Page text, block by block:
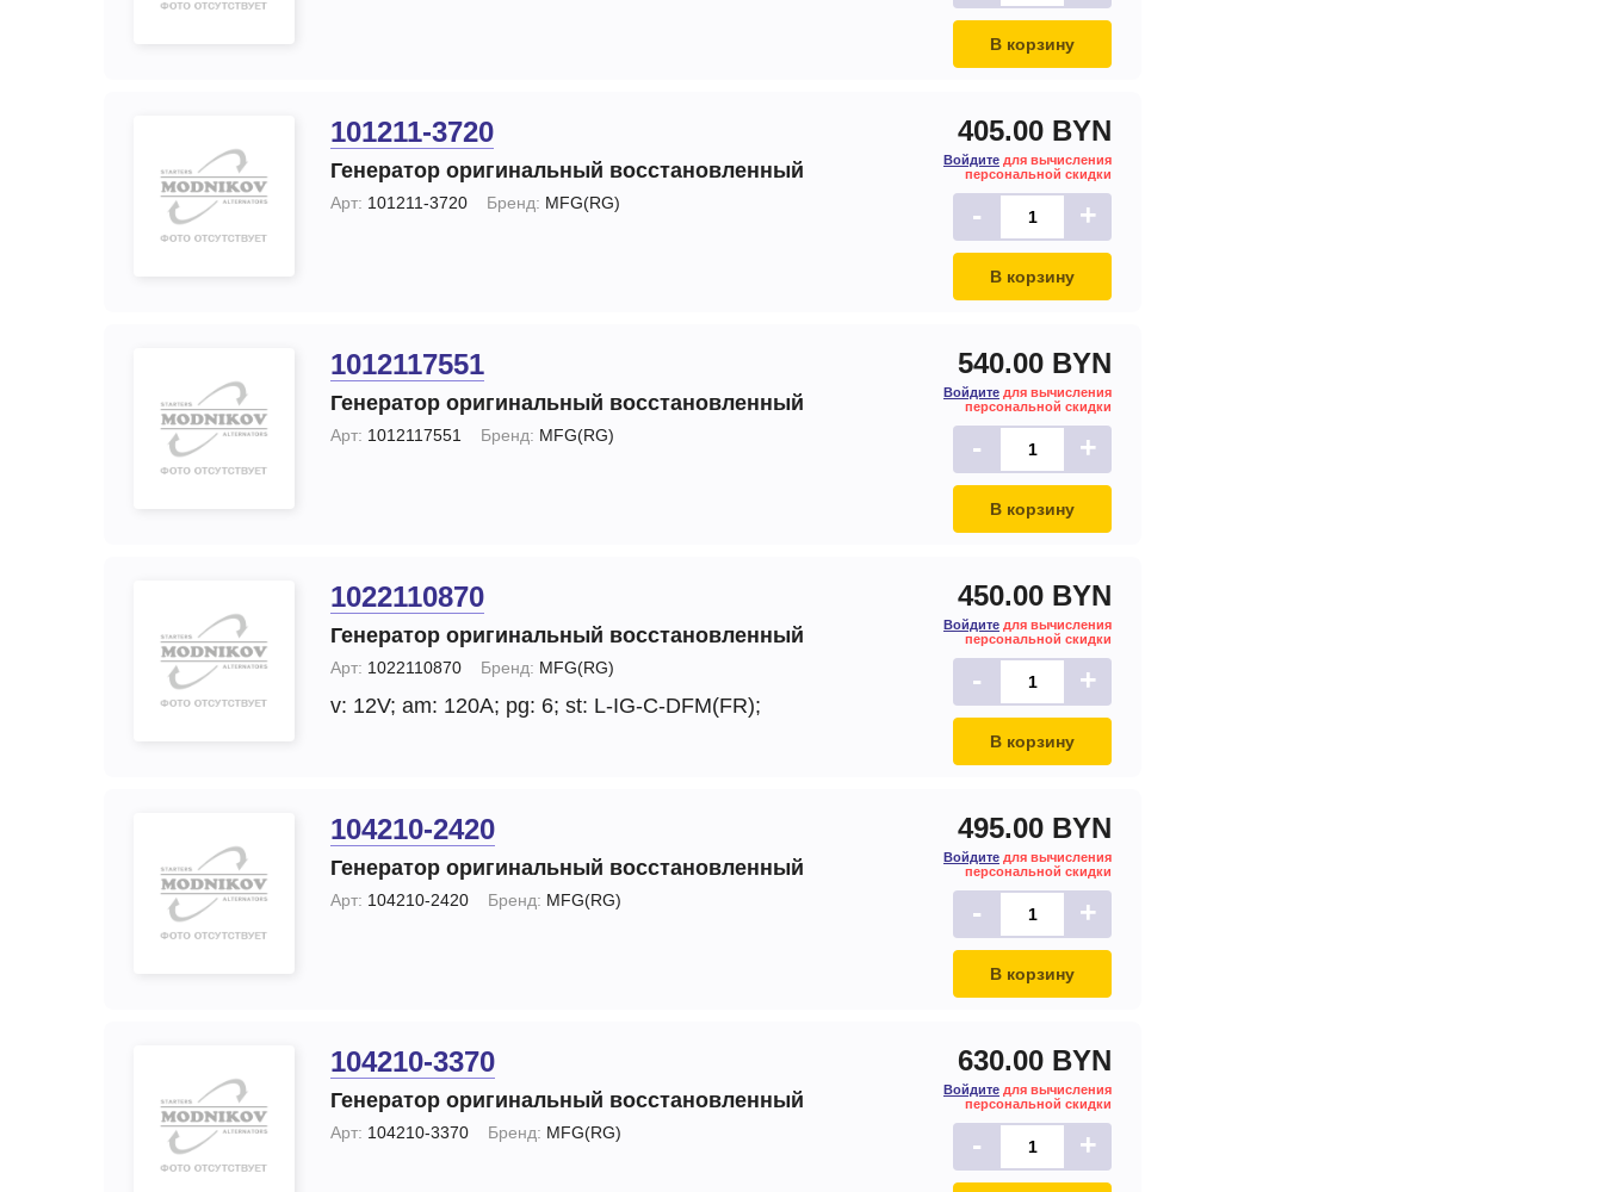
В корзину
101211-3720
Генератор оригинальный восстановленный
Арт: 101211-3720 Бренд: MFG(RG)
405.00 BYN
Войдите для вычисления
персональной скидки
- +
В корзину
1012117551
Генератор оригинальный восстановленный
Арт: 1012117551 Бренд: MFG(RG)
540.00 BYN
Войдите для вычисления
персональной скидки
- +
В корзину
1022110870
Генератор оригинальный восстановленный
Арт: 1022110870 Бренд: MFG(RG)
v: 12V; am: 120A; pg: 6; st: L-IG-C-DFM(FR);
450.00 BYN
Войдите для вычисления
персональной скидки
- +
В корзину
104210-2420
Генератор оригинальный восстановленный
Арт: 104210-2420 Бренд: MFG(RG)
495.00 BYN
Войдите для вычисления
персональной скидки
- +
В корзину
104210-3370
Генератор оригинальный восстановленный
Арт: 104210-3370 Бренд: MFG(RG)
630.00 BYN
Войдите для вычисления
персональной скидки
- +